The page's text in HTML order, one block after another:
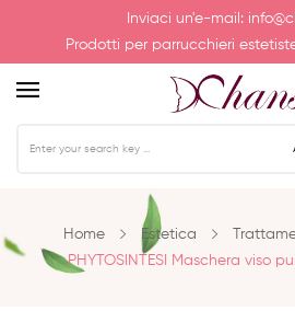
Inviaci un'e-mail:
Prodotti per parrucchieri
Home Estetica
PHYTOSINTESI Maschera viso